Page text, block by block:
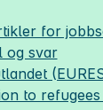
for
og svar
to